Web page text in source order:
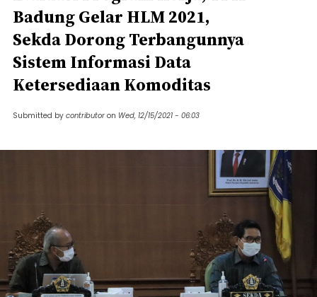
Badung Gelar HLM 2021,
Sekda Dorong Terbangunnya
Sistem Informasi Data
Ketersediaan Komoditas
Submitted by contributor on Wed, 12/15/2021 - 06:03